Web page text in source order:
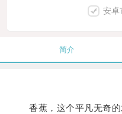
安卓
简介
香蕉，这个平凡无奇的